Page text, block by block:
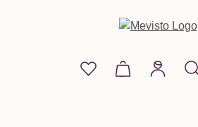
You have 0 wishlist
Shopping